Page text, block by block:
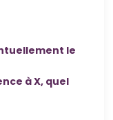
le
à X, quel